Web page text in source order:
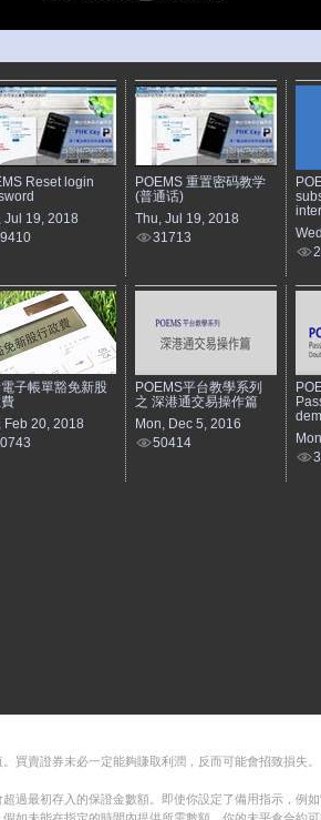
Reset login
Jul 19, 2018
POEMS 重置密码教学
(普通话)
Thu, Jul 19, 2018
31713
子帳單豁免新股
Feb 20, 2018
POEMS平台教學系列
之 深港通交易操作篇
Mon, Dec 5, 2016
50414
買賣證券未必一定能夠賺取利潤，反而可能會招致損失。
過最初存入的保證金數額。即使你設定了備用指示，例